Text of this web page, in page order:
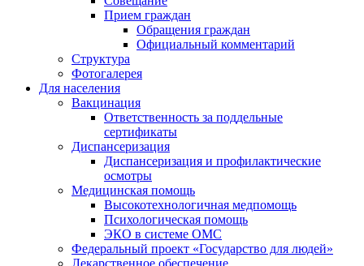
Прием граждан
Обращения граждан
Официальный комментарий
Структура
Фотогалерея
Для населения
Вакцинация
Ответственность за поддельные
сертификаты
Диспансеризация
Диспансеризация и профилактические
осмотры
Медицинская помощь
Высокотехнологичная медпомощь
Психологическая помощь
ЭКО в системе ОМС
Федеральный проект «Государство для людей»
Лекарственное обеспечение